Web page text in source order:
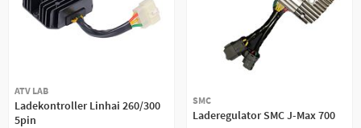
ATV LAB
Ladekontroller Linhai 260/300
5pin
SMC
Laderegulator SMC J-Max 700